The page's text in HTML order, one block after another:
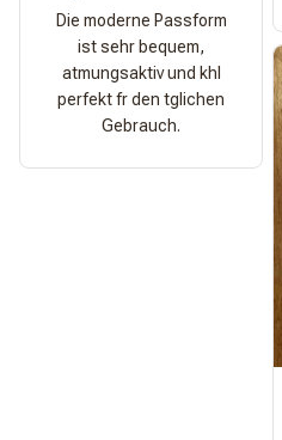
Die moderne Passform
ist sehr bequem,
atmungsaktiv und khl
perfekt fr den tglichen
Gebrauch.